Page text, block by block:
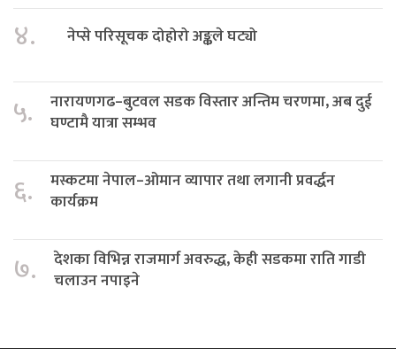
४. नेप्से परिसूचक दोहोरो अङ्कले घट्यो
५.
नारायणगढ–बुटवल सडक विस्तार अन्तिम चरणमा, अब दुई
घण्टामै यात्रा सम्भव
६.
मस्कटमा नेपाल–ओमान व्यापार तथा लगानी प्रवर्द्धन
कार्यक्रम
७.
देशका विभिन्न राजमार्ग अवरुद्ध, केही सडकमा राति गाडी
चलाउन नपाइने